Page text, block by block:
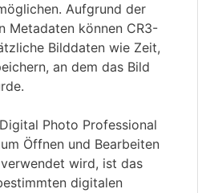
Aufgrund der
Metadaten können CR3-
Bilddaten wie Zeit,
an dem das Bild
Photo Professional
Öffnen und Bearbeiten
wird, ist das
digitalen